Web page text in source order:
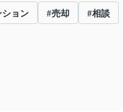
ション #売却 #相談